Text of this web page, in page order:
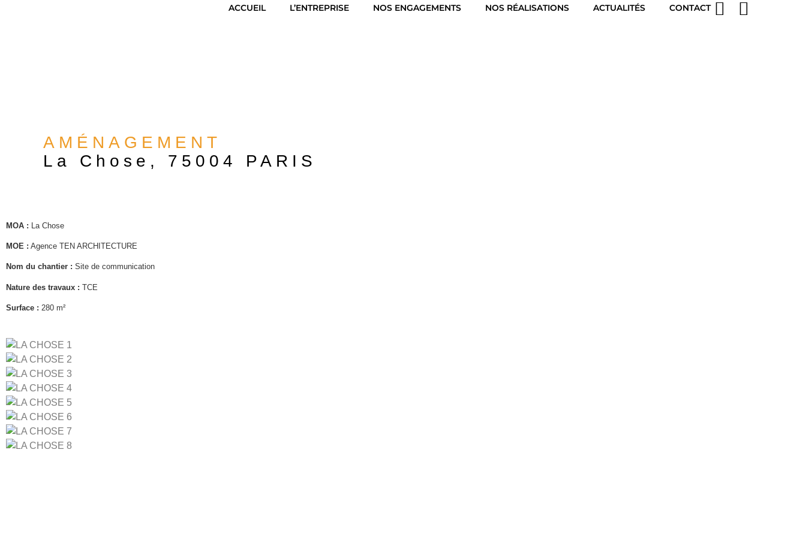
ACCUEIL L’ENTREPRISE NOS ENGAGEMENTS NOS RÉALISATIONS ACTUALITÉS CONTACT
AMÉNAGEMENT
La Chose, 75004 PARIS
MOA : La Chose
MOE : Agence TEN ARCHITECTURE
Nom du chantier : Site de communication
Nature des travaux : TCE
Surface : 280 m²